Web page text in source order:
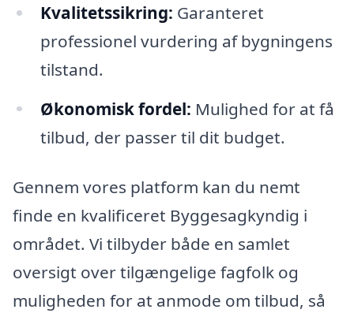
Kvalitetssikring: Garanteret
professionel vurdering af bygningens
tilstand.
Økonomisk fordel: Mulighed for at få
tilbud, der passer til dit budget.
Gennem vores platform kan du nemt
finde en kvalificeret Byggesagkyndig i
området. Vi tilbyder både en samlet
oversigt over tilgængelige fagfolk og
muligheden for at anmode om tilbud, så